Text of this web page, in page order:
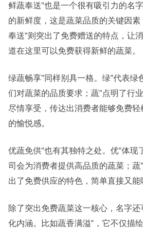
鲜蔬奉送”也是一个很有吸引力的名
的新鲜度，这是蔬菜品质的关键因素
奉送”则突出了免费赠送的特点，让
道在这里可以免费获得新鲜的蔬菜。
绿蔬畅享”同样别具一格。绿”代表绿
们对蔬菜的品质要求；蔬”点明了行
尽情享受，传达出消费者能够免费
的愉悦感。
优蔬免供”也有其独特之处。优”体现
司会为消费者提供高品质的蔬菜；蔬
出了免费供应的特色，简单直接又能
除了突出免费蔬菜这一核心，名字
化内涵。比如蔬香满溢”，它不仅描